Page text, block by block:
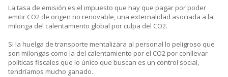
La tasa de emisión es el impuesto que hay que pagar por poder
emitir CO2 de origen no renovable, una externalidad asociada a la
milonga del calentamiento global por culpa del CO2.
Si la huelga de transporte mentalizara al personal lo peligroso que
son milongas como la del calentamiento por el CO2 por conllevar
políticas fiscales que lo único que buscan es un control social,
tendríamos mucho ganado.